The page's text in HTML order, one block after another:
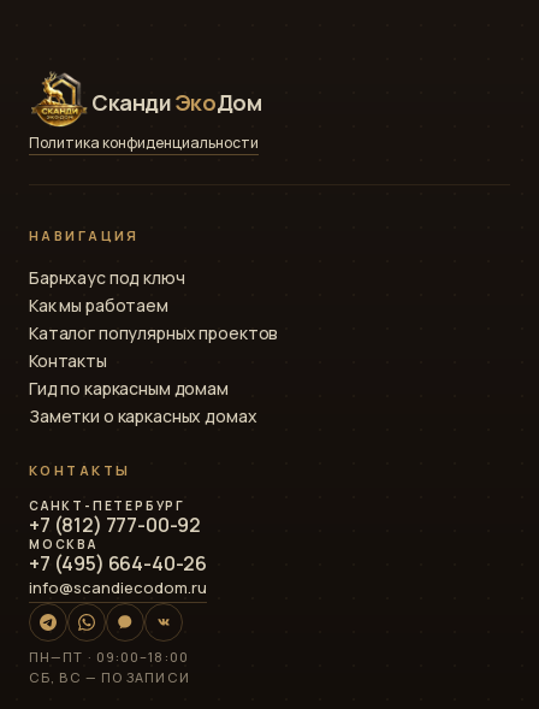
СкандиЭкоДом
Политика конфиденциальности
НАВИГАЦИЯ
Барнхаус под ключ
Как мы работаем
Каталог популярных проектов
Контакты
Гид по каркасным домам
Заметки о каркасных домах
КОНТАКТЫ
САНКТ-ПЕТЕРБУРГ
+7 (812) 777-00-92
МОСКВА
+7 (495) 664-40-26
info@scandiecodom.ru
ПН—ПТ · 09:00–18:00
СБ, ВС — ПО ЗАПИСИ